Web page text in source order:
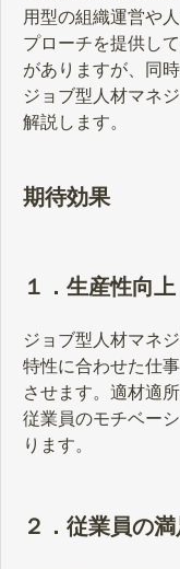
用型の組織運営や
プローチを提供し
がありますが、同
ジョブ型人材マネ
解説します。
期待効果
１．生産性向上
ジョブ型人材マネ
特性に合わせた仕
させます。適材適
従業員のモチベー
ります。
２．従業員の